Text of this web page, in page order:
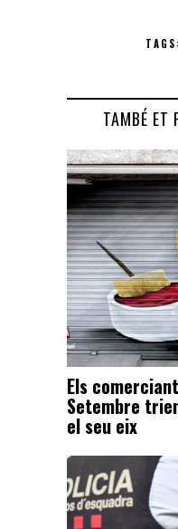
TAGS:
TAMBÉ ET
Els
Setembre
el seu eix